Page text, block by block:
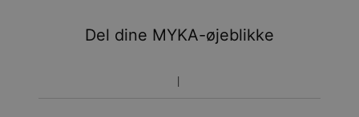
Du vil ikke blive opkrævet yderligere afgifter.
Vær opmærksom på at tidsperioden nævnt ovenfor er
Del dine MYKA-øjeblikke